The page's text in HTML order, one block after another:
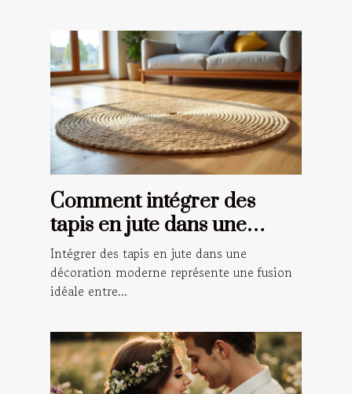
Comment intégrer des
tapis en jute dans une
décoration moderne ?
Intégrer des tapis en jute dans une
décoration moderne représente une fusion
idéale entre...